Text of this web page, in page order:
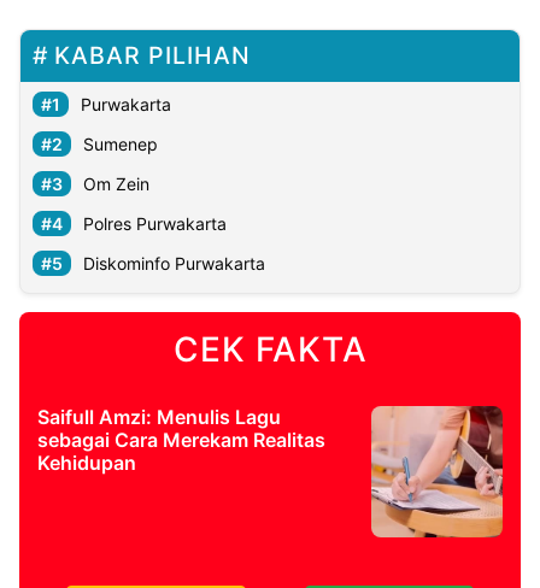
KABAR PILIHAN
Purwakarta
Sumenep
Om Zein
Polres Purwakarta
Diskominfo Purwakarta
CEK FAKTA
Saifull Amzi: Menulis Lagu
sebagai Cara Merekam Realitas
Kehidupan